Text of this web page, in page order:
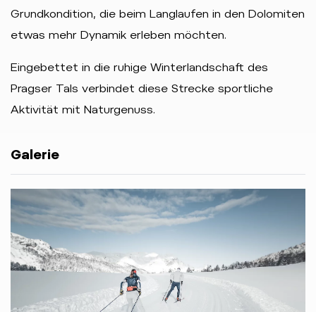
Grundkondition, die beim Langlaufen in den Dolomiten
etwas mehr Dynamik erleben möchten.
Eingebettet in die ruhige Winterlandschaft des
Pragser Tals verbindet diese Strecke sportliche
Aktivität mit Naturgenuss.
Galerie